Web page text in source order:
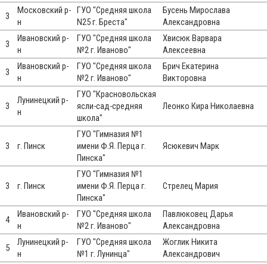
3
Московский р-
н
ГУО "Средняя школа
N25 г. Бреста"
Бусень Мирослава
Александровна
3
Ивановский р-
н
ГУО "Средняя школа
№2 г. Иваново"
Хвисюк Варвара
Алексеевна
3
Ивановский р-
н
ГУО "Средняя школа
№2 г. Иваново"
Брич Екатерина
Викторовна
3
Лунинецкий р-
н
ГУО "Красновольская
ясли-сад-средняя
школа"
Леонко Кира Николаевна
3 г. Пинск
ГУО "Гимназия №1
имени Ф.Я. Перца г.
Пинска"
Ясюкевич Марк
3 г. Пинск
ГУО "Гимназия №1
имени Ф.Я. Перца г.
Пинска"
Стрелец Мария
4
Ивановский р-
н
ГУО "Средняя школа
№2 г. Иваново"
Павлюковец Дарья
Александровна
5
Лунинецкий р-
н
ГУО "Средняя школа
№1 г. Лунинца"
Жоглик Никита
Александрович